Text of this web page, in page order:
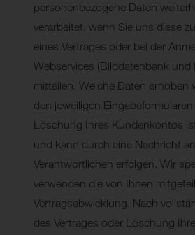
personenbezogene Daten
verarbeitet, wenn Sie uns diese
eines Vertrages oder bei der
Webservices (Bilddatenbank und
mitteilen. Welche Daten erhoben
den jeweiligen
Löschung Ihres Kundenkontos
und kann durch eine Nachricht
Verantwortlichen erfolgen. Wir
verwenden die von Ihnen
Vertragsabwicklung. Nach
des Vertrages oder Löschung